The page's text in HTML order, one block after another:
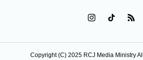
Copyright (C) 2025 RCJ Media Ministry